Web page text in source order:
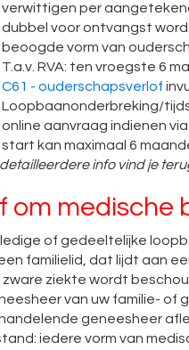
verwittigen per
dubbel voor ontvangst
beoogde vorm van
T.a.v. RVA: ten vroegste 6
C61 - ouderschapsverlof
Loopbaanonderbreking/
online aanvraag indienen via
start kan maximaal 6
info vind je
om medische
of gedeeltelijke
familielid, dat lijdt aan
zware ziekte wordt
van uw familie- of
geneesheer
iedere vorm van